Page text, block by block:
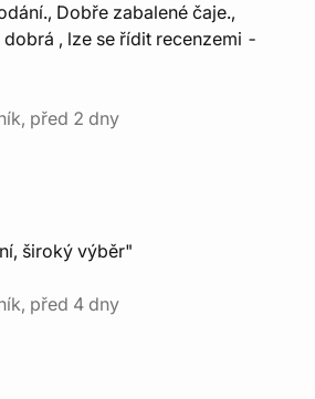
Dobře zabalené čaje.,
, lze se řídit recenzemi -
před 2 dny
široký výběr"
před 4 dny